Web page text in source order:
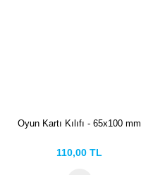
Oyun Kartı Kılıfı - 65x100 mm
110,00 TL